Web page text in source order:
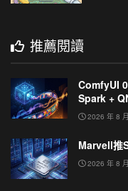
推薦閱讀
ComfyUI
Spark +
2026 年 8
Marvell推
2026 年 8